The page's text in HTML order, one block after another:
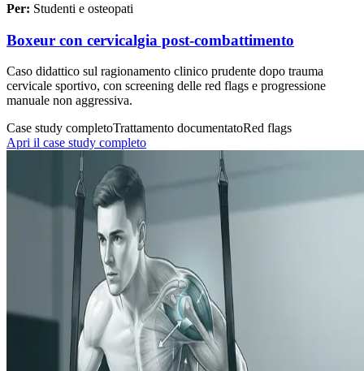
Per: Studenti e osteopati
Boxeur con cervicalgia post-combattimento
Caso didattico sul ragionamento clinico prudente dopo trauma
cervicale sportivo, con screening delle red flags e progressione
manuale non aggressiva.
Case study completoTrattamento documentatoRed flags
Apri il case study completo